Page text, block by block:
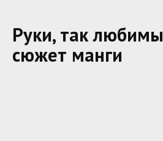
Руки, так
сюжет манги